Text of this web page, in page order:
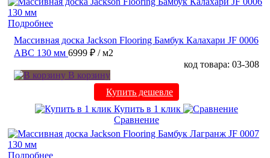
Подробнее
Массивная доска Jackson Flooring Бамбук Калахари JF 0006
ABC 130 мм 6999 ₽ / м2
код товара: 03-308
В корзину
Купить дешевле
Купить в 1 клик
Сравнение
Подробнее